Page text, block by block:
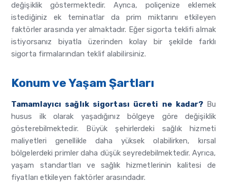
değişiklik göstermektedir. Ayrıca, poliçenize eklemek
istediğiniz ek teminatlar da prim miktarını etkileyen
faktörler arasında yer almaktadır. Eğer sigorta teklifi almak
istiyorsanız biyatla üzerinden kolay bir şekilde farklı
sigorta firmalarından teklif alabilirsiniz.
Konum ve Yaşam Şartları
Tamamlayıcı sağlık sigortası ücreti ne kadar? Bu
husus ilk olarak yaşadığınız bölgeye göre değişiklik
gösterebilmektedir. Büyük şehirlerdeki sağlık hizmeti
maliyetleri genellikle daha yüksek olabilirken, kırsal
bölgelerdeki primler daha düşük seyredebilmektedir. Ayrıca,
yaşam standartları ve sağlık hizmetlerinin kalitesi de
fiyatları etkileyen faktörler arasındadır.